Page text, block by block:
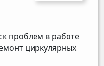
проблем в работе
циркулярных